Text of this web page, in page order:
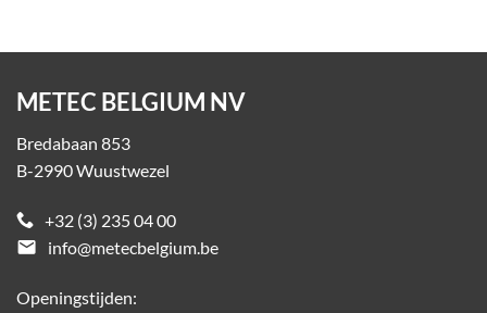
METEC BELGIUM NV
Bredabaan 853
B-2990 Wuustwezel
+32 (3) 235 04 00
email
info@metecbelgium.be
Openingstijden: